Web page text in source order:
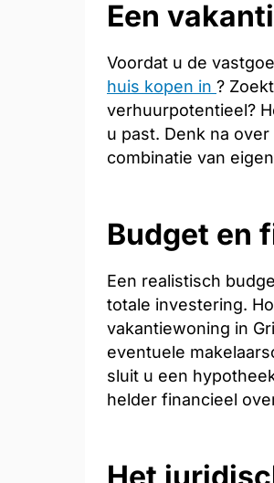
Een
Voordat u de
huis kopen in ?
verhuurpotentieel?
u past. Denk na
combinatie van
Budget en
Een realistisch
totale investering.
vakantiewoning in
eventuele
sluit u een
helder financieel